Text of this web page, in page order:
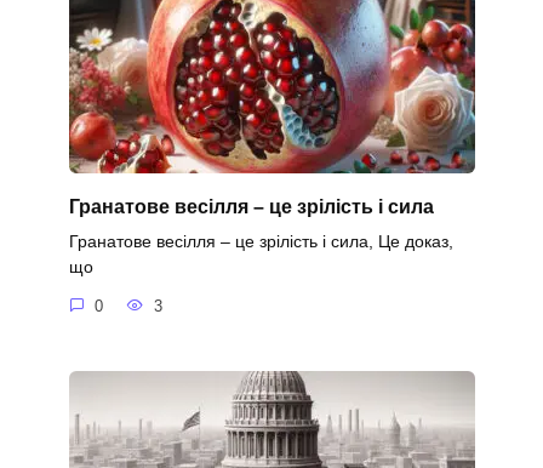
Гранатове весілля – це зрілість і сила
Гранатове весілля – це зрілість і сила, Це доказ,
що
0 3